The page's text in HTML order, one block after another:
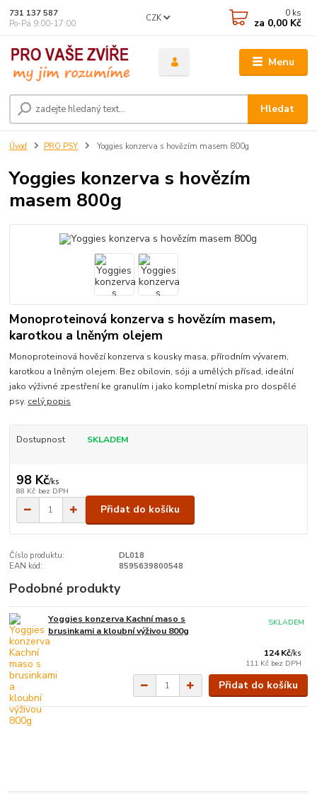
Menu
CZK
Hledat
731 137 587
Po-Pá 9:00-17:00
0 ks
za 0,00 Kč
Úvod PRO PSY Yoggies konzerva s hovězím masem 800g
Yoggies konzerva s hovězím
masem 800g
Monoproteinová konzerva s hovězím masem,
karotkou a lněným olejem
Monoproteinová hovězí konzerva s kousky masa, přírodním vývarem,
karotkou a lněným olejem. Bez obilovin, sóji a umělých přísad, ideální
jako výživné zpestření ke granulím i jako kompletní miska pro dospělé
psy. celý popis
Dostupnost SKLADEM
98 Kč/ks
88 Kč bez DPH
Přidat do košíku
Číslo produktu:
DL018
EAN kód:
8595639800548
Podobné produkty
Yoggies konzerva Kachní maso s
brusinkami a kloubní výživou 800g
124 Kč/ks
111 Kč bez DPH
SKLADEM
Přidat do košíku